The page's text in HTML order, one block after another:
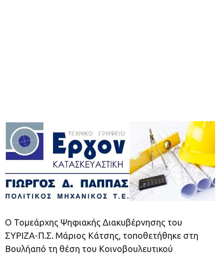
Ο Τομεάρχης Ψηφιακής Διακυβέρνησης του
ΣΥΡΙΖΑ-Π.Σ. Μάριος Κάτσης, τοποθετήθηκε στη
Βουλήαπό τη θέση του Κοινοβουλευτικού